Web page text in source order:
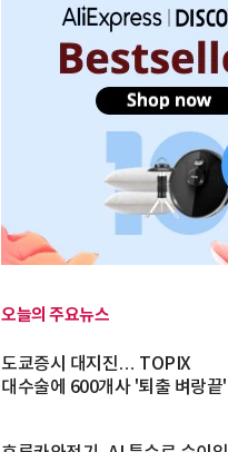
오늘의 주요뉴스
도쿄증시 대지진… TOPIX
대수술에 600개사 '퇴출 벼랑끝'